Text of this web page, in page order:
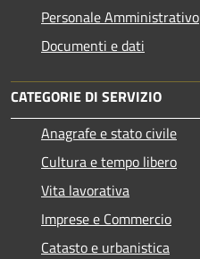
Personale Amministrativo
Documenti e dati
CATEGORIE DI SERVIZIO
Anagrafe e stato civile
Cultura e tempo libero
Vita lavorativa
Imprese e Commercio
Catasto e urbanistica